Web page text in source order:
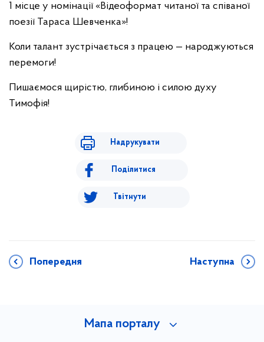
1 місце у номінації «Відеоформат читаної та співаної
поезії Тараса Шевченка»!
Коли талант зустрічається з працею — народжуються
перемоги!
Пишаємося щирістю, глибиною і силою духу
Тимофія!
Надрукувати
Поділитися
Твітнути
Попередня Наступна
Мапа порталу